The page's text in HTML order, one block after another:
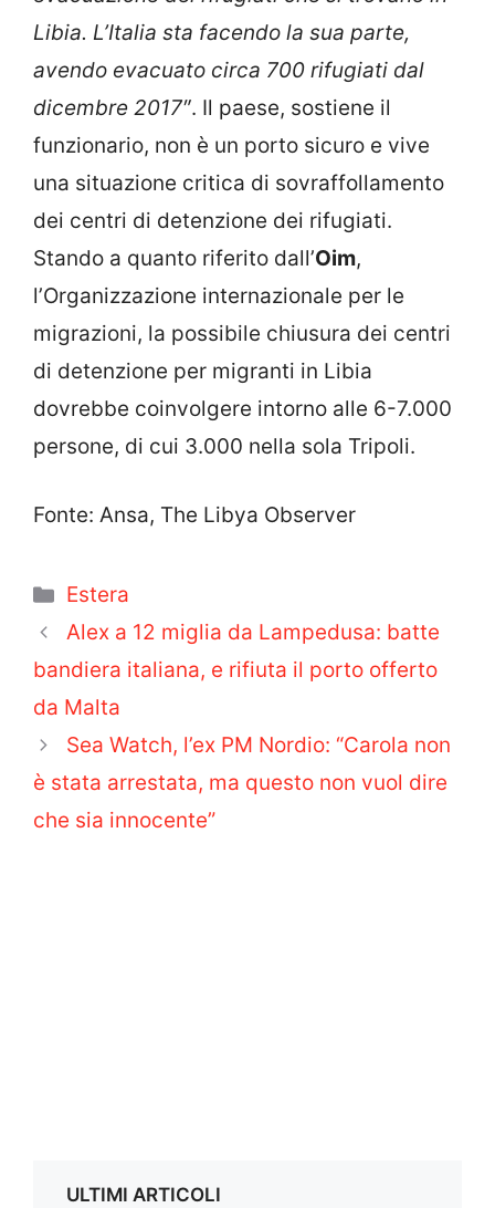
Libia. L’Italia sta facendo la sua parte,
avendo evacuato circa 700 rifugiati dal
dicembre 2017″. Il paese, sostiene il
funzionario, non è un porto sicuro e vive
una situazione critica di sovraffollamento
dei centri di detenzione dei rifugiati.
Stando a quanto riferito dall’Oim,
l’Organizzazione internazionale per le
migrazioni, la possibile chiusura dei centri
di detenzione per migranti in Libia
dovrebbe coinvolgere intorno alle 6-7.000
persone, di cui 3.000 nella sola Tripoli.
Fonte: Ansa, The Libya Observer
Categorie
Estera
Alex a 12 miglia da Lampedusa: batte
bandiera italiana, e rifiuta il porto offerto
da Malta
Sea Watch, l’ex PM Nordio: “Carola non
è stata arrestata, ma questo non vuol dire
che sia innocente”
ULTIMI ARTICOLI